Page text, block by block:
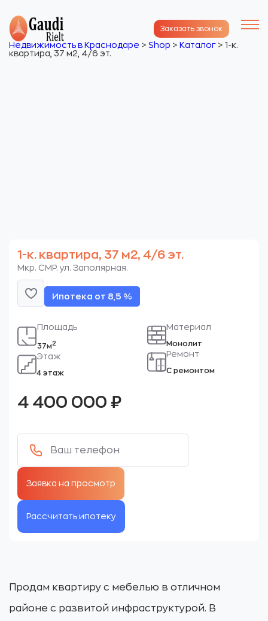
Заказать звонок
Недвижимость в Краснодаре > Shop > Каталог > 1-к.
квартира, 37 м2, 4/6 эт.
1-к. квартира, 37 м2, 4/6 эт.
Мкр. СМР. ул. Заполярная.
Ипотека от 8,5 %
Площадь
37м2
Этаж
4 этаж
Материал
Монолит
Ремонт
С ремонтом
4 400 000 ₽
Рассчитать ипотеку
Продам квартиру с мебелью в отличном
районе с развитой инфраструктурой. В